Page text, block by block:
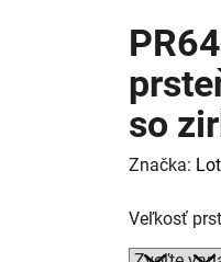
so
Značka:
Veľkosť